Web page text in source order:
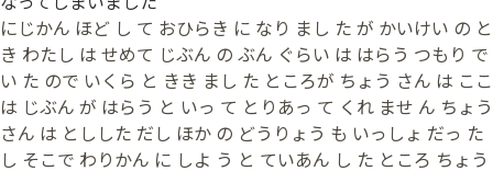
にじかん ほど し て おひらき に なり まし た が かいけい の と
き わたし は せめて じぶん の ぶん ぐらい は はらう つもり で
い た ので いくら と きき まし た ところが ちょう さん は ここ
は じぶん が はらう と いっ て とりあっ て くれ ませ ん ちょう
さん は としした だし ほか の どうりょう も いっしょ だっ た
し そこで わりかん に しよ う と ていあん し た ところ ちょう